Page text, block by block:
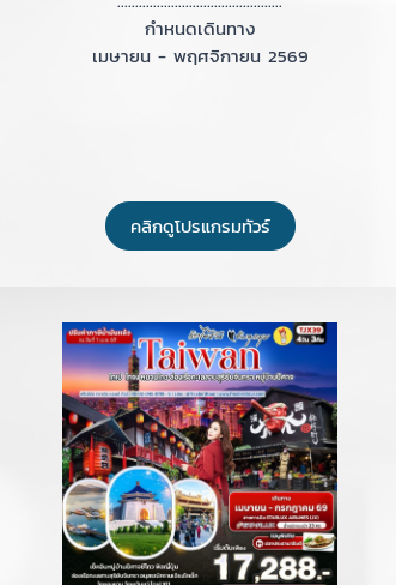
กำหนดเดินทาง
เมษายน - พฤศจิกายน 2569
คลิกดูโปรแกรมทัวร์